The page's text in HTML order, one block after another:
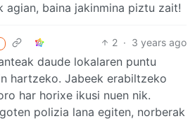
agian, baina jakinmina piztu zait!
2 · 3 years ago
daude lokalaren puntu
hartzeko. Jabeek erabiltzeko
har horixe ikusi nuen nik.
polizia lana egiten, norberak